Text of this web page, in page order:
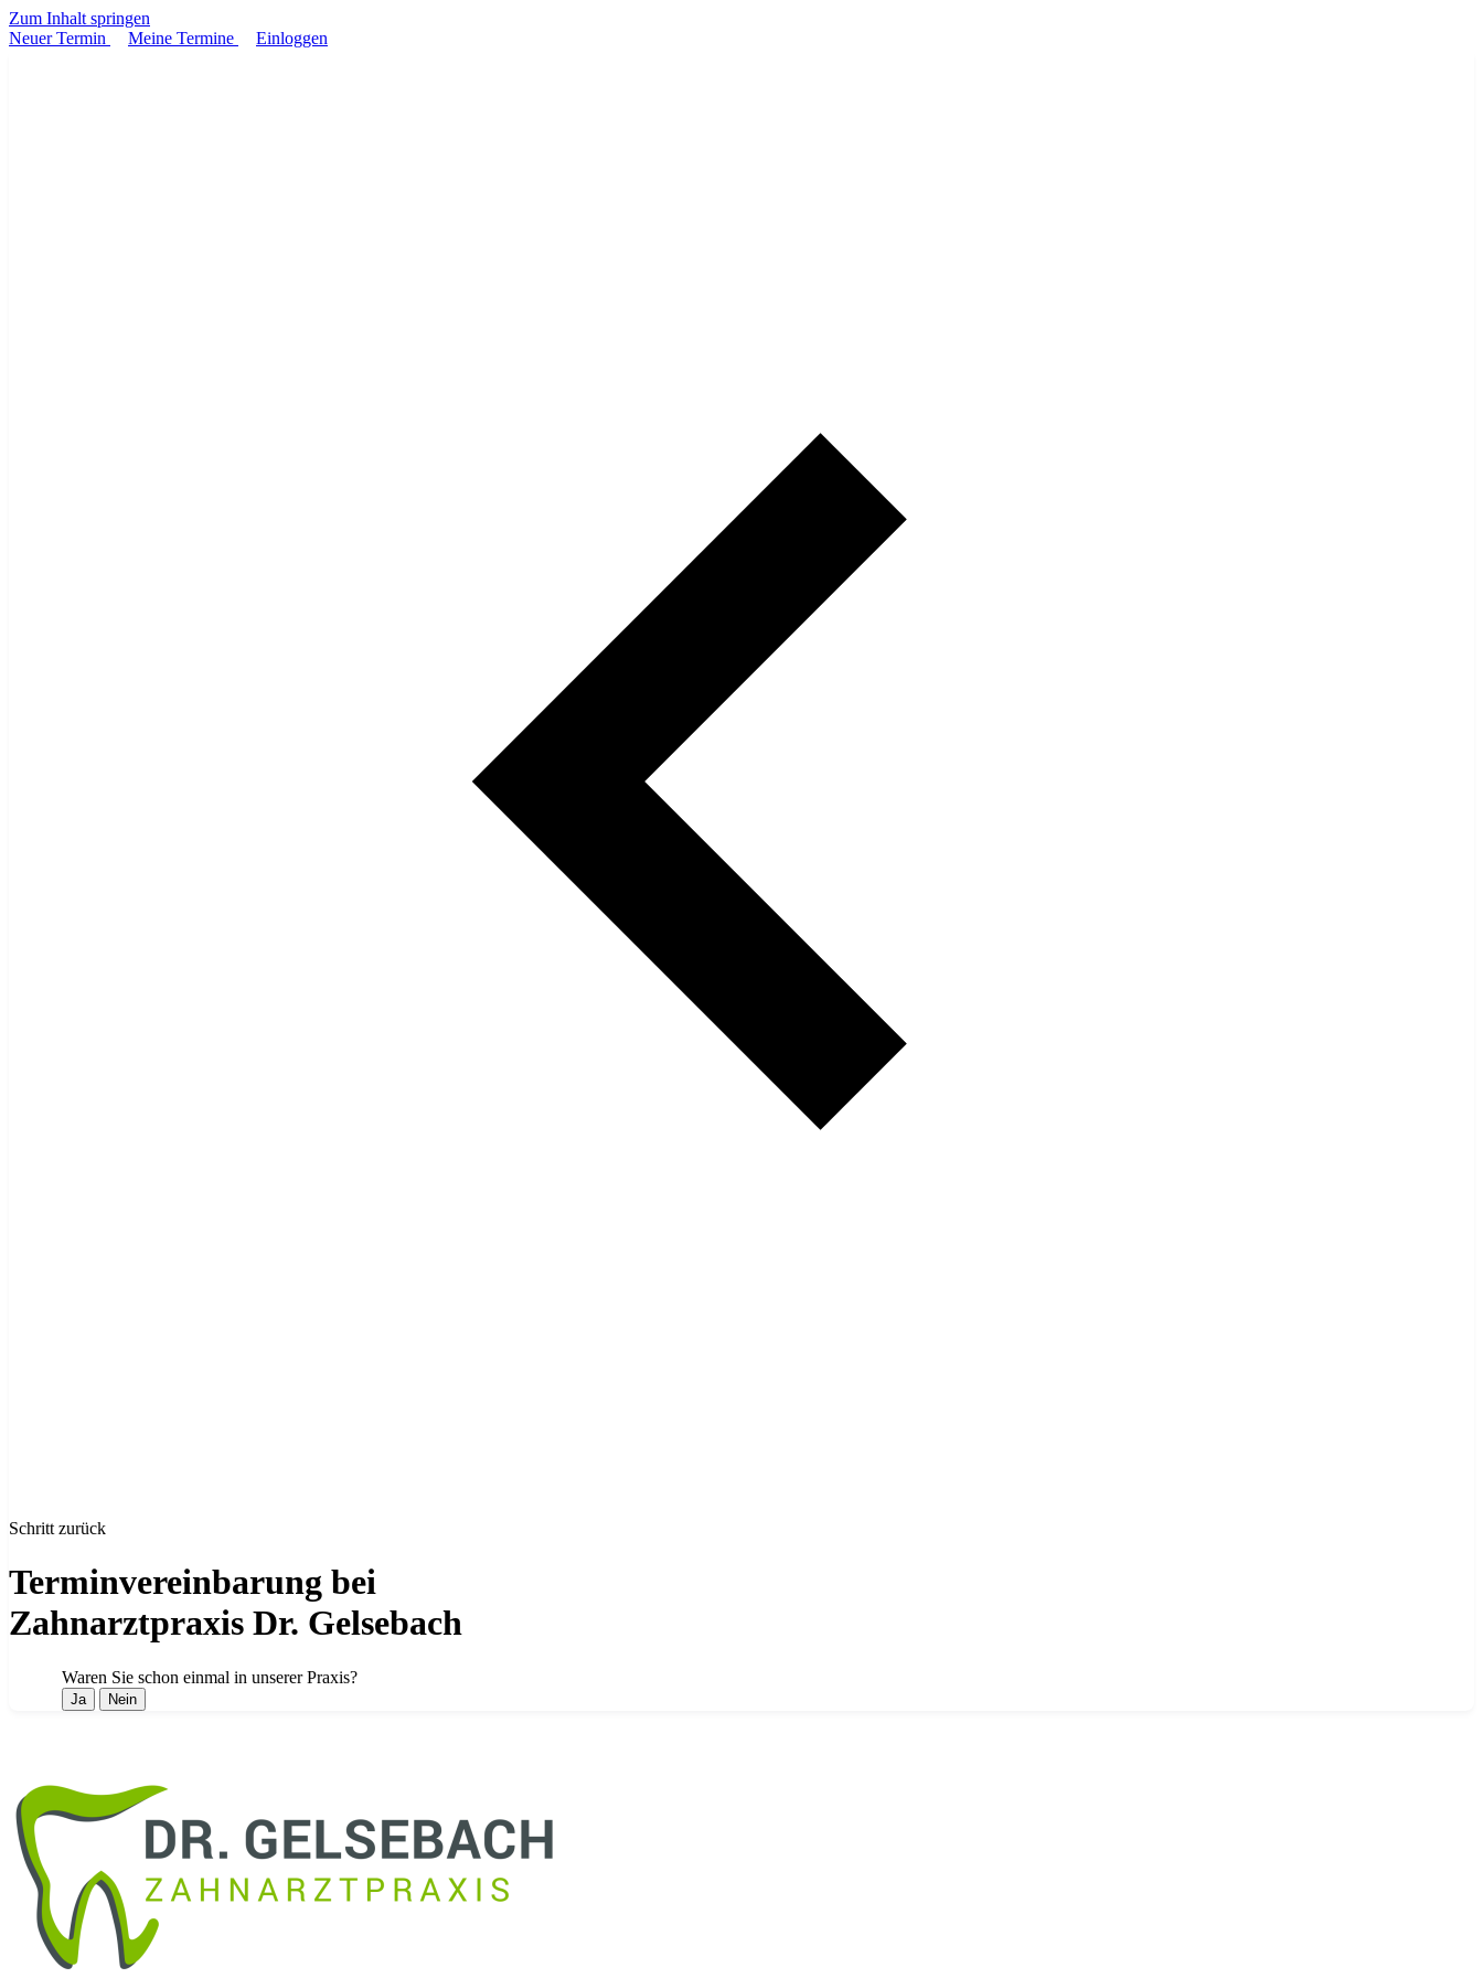
Zum Inhalt springen
Neuer Termin
Meine Termine Einloggen
Schritt zurück
Terminvereinbarung bei
Zahnarztpraxis Dr. Gelsebach
Waren Sie schon einmal in unserer Praxis?
Ja Nein